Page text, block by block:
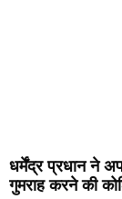
धर्मेंद्र प्रधान ने
गुमराह करने की